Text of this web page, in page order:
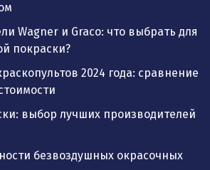
Wagner и Graco: что выбрать для
покраски?
2024 года: сравнение
выбор лучших производителей
безвоздушных окрасочных